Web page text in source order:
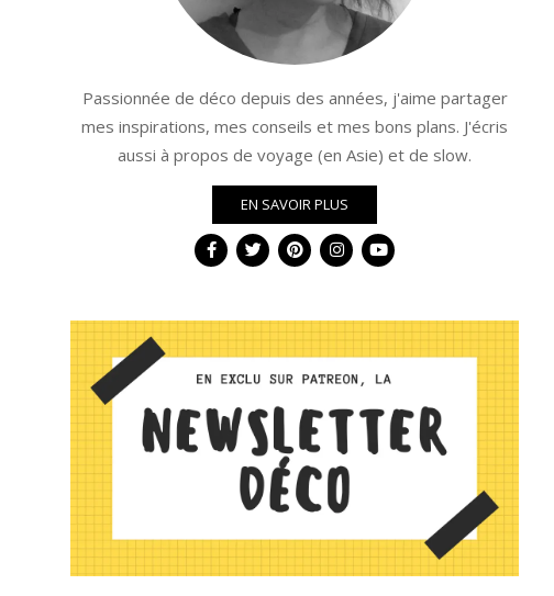
Passionnée de déco depuis des années, j'aime partager
mes inspirations, mes conseils et mes bons plans. J'écris
aussi à propos de voyage (en Asie) et de slow.
EN SAVOIR PLUS